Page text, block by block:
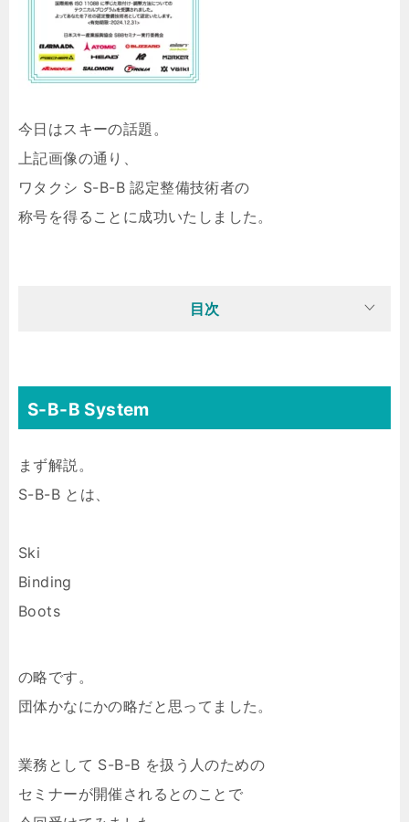
今日はスキーの話題。
上記画像の通り、
ワタクシ S-B-B 認定整備技術者の
称号を得ることに成功いたしました。
目次
S-B-B System
まず解説。
S-B-B とは、
Ski
Binding
Boots
の略です。
団体かなにかの略だと思ってました。
業務として S-B-B を扱う人のための
セミナーが開催されるとのことで